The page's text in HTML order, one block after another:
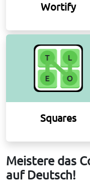
Wortify
Squares
Meistere das
auf Deutsch!